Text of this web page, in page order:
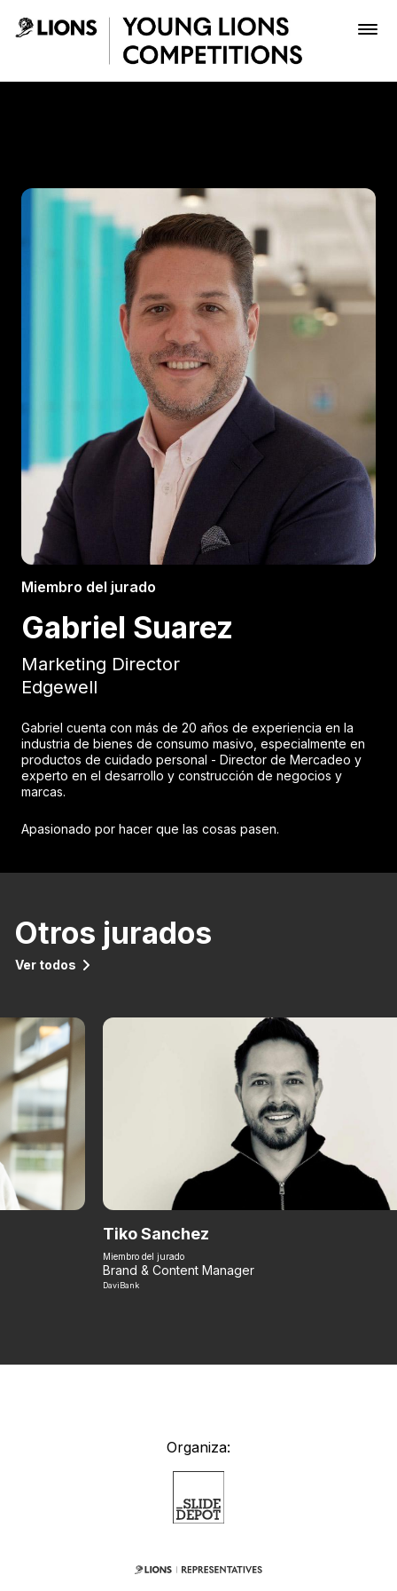
Saltar al contenido principal
Inscribir
Boletería
Miembro del jurado
Gabriel Suarez
Marketing Director
Edgewell
Gabriel cuenta con más de 20 años de experiencia en la
industria de bienes de consumo masivo, especialmente en
productos de cuidado personal - Director de Mercadeo y
experto en el desarrollo y construcción de negocios y
marcas.
Apasionado por hacer que las cosas pasen.
Otros jurados
Ver todos
Tiko Sanchez
Miembro del jurado
Brand & Content Manager
DaviBank
Organiza: